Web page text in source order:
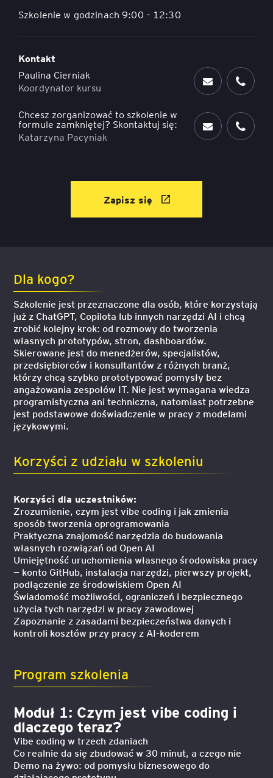
Dla kogo?
Szkolenie jest przeznaczone dla osób, które korzystają
już z ChatGPT, Copilota lub innych narzędzi AI i chcą
zrobić kolejny krok: od rozmowy do tworzenia
własnych prototypów, stron, dashboardów.
Skierowane jest do menedżerów, specjalistów,
przedsiębiorców i konsultantów z różnych branż,
którzy chcą szybko prototypować pomysły bez
angażowania zespołów IT. Nie jest wymagana wiedza
programistyczna ani techniczna, natomiast potrzebne
jest podstawowe doświadczenie w pracy z modelami
językowymi.
Korzyści z udziału w szkoleniu
Korzyści dla uczestników:
Zrozumienie, czym jest vibe coding i jak zmienia
sposób tworzenia oprogramowania
Praktyczna znajomość narzędzia do budowania
własnych rozwiązań od Open AI
Umiejętność uruchomienia własnego środowiska pracy
— konto GitHub, instalacja narzędzi, pierwszy projekt,
podłączenie ze środowiskiem Open AI
Świadomość możliwości, ograniczeń i bezpiecznego
użycia tych narzędzi w pracy zawodowej
Zapoznanie z zasadami bezpieczeństwa danych i
kontroli kosztów przy pracy z AI-koderem
Program szkolenia
Moduł 1: Czym jest vibe coding i
dlaczego teraz?
Vibe coding w trzech zdaniach
Co realnie da się zbudować w 30 minut, a czego nie
Demo na żywo: od pomysłu biznesowego do
Szkolenie w godzinach 9:00 – 12:30
Kontakt
Paulina Cierniak
Koordynator kursu
Chcesz zorganizować to szkolenie w
formule zamkniętej? Skontaktuj się:
Katarzyna Pacyniak
Zapisz się